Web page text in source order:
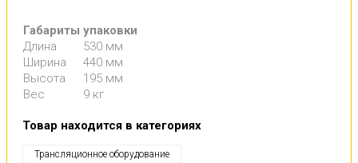
Габариты упаковки
Длина
530 мм
Ширина
440 мм
Высота
195 мм
Вес
9 кг
Товар находится в категориях
Трансляционное оборудование